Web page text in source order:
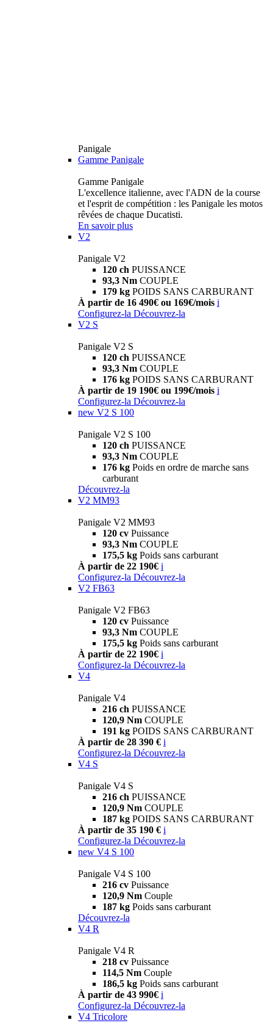
Panigale
Gamme Panigale
Gamme Panigale
L'excellence italienne, avec l'ADN de la course
et l'esprit de compétition : les Panigale les motos
rêvées de chaque Ducatisti.
En savoir plus
V2
Panigale V2
120 ch PUISSANCE
93,3 Nm COUPLE
179 kg POIDS SANS CARBURANT
À partir de 16 490€ ou 169€/mois i
Configurez-la Découvrez-la
V2 S
Panigale V2 S
120 ch PUISSANCE
93,3 Nm COUPLE
176 kg POIDS SANS CARBURANT
À partir de 19 190€ ou 199€/mois i
Configurez-la Découvrez-la
new V2 S 100
Panigale V2 S 100
120 ch PUISSANCE
93,3 Nm COUPLE
176 kg Poids en ordre de marche sans
carburant
Découvrez-la
V2 MM93
Panigale V2 MM93
120 cv Puissance
93,3 Nm COUPLE
175,5 kg Poids sans carburant
À partir de 22 190€ i
Configurez-la Découvrez-la
V2 FB63
Panigale V2 FB63
120 cv Puissance
93,3 Nm COUPLE
175,5 kg Poids sans carburant
À partir de 22 190€ i
Configurez-la Découvrez-la
V4
Panigale V4
216 ch PUISSANCE
120,9 Nm COUPLE
191 kg POIDS SANS CARBURANT
À partir de 28 390 € i
Configurez-la Découvrez-la
V4 S
Panigale V4 S
216 ch PUISSANCE
120,9 Nm COUPLE
187 kg POIDS SANS CARBURANT
À partir de 35 190 € i
Configurez-la Découvrez-la
new V4 S 100
Panigale V4 S 100
216 cv Puissance
120,9 Nm Couple
187 kg Poids sans carburant
Découvrez-la
V4 R
Panigale V4 R
218 cv Puissance
114,5 Nm Couple
186,5 kg Poids sans carburant
À partir de 43 990€ i
Configurez-la Découvrez-la
V4 Tricolore